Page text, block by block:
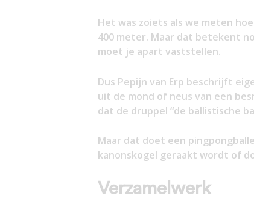
Het was zoiets als we meten
400 meter. Maar dat betekent
moet je apart vaststellen.
Dus Pepijn van Erp beschrijft
uit de mond of neus van een
dat de druppel “de ballistische
Maar dat doet een
kanonskogel geraakt wordt of
Verzamelwerk